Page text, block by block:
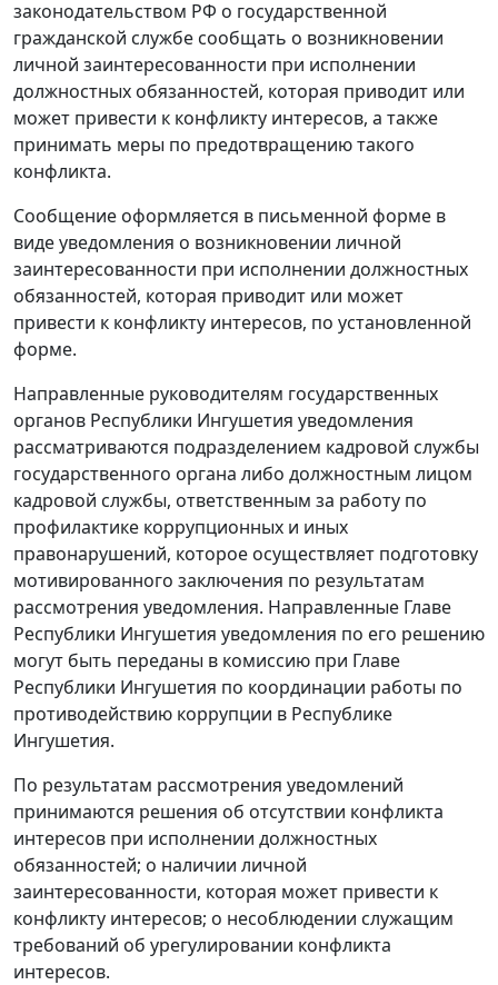
законодательством РФ о государственной
гражданской службе сообщать о возникновении
личной заинтересованности при исполнении
должностных обязанностей, которая приводит или
может привести к конфликту интересов, а также
принимать меры по предотвращению такого
конфликта.
Сообщение оформляется в письменной форме в
виде уведомления о возникновении личной
заинтересованности при исполнении должностных
обязанностей, которая приводит или может
привести к конфликту интересов, по установленной
форме.
Направленные руководителям государственных
органов Республики Ингушетия уведомления
рассматриваются подразделением кадровой службы
государственного органа либо должностным лицом
кадровой службы, ответственным за работу по
профилактике коррупционных и иных
правонарушений, которое осуществляет подготовку
мотивированного заключения по результатам
рассмотрения уведомления. Направленные Главе
Республики Ингушетия уведомления по его решению
могут быть переданы в комиссию при Главе
Республики Ингушетия по координации работы по
противодействию коррупции в Республике
Ингушетия.
По результатам рассмотрения уведомлений
принимаются решения об отсутствии конфликта
интересов при исполнении должностных
обязанностей; о наличии личной
заинтересованности, которая может привести к
конфликту интересов; о несоблюдении служащим
требований об урегулировании конфликта
интересов.